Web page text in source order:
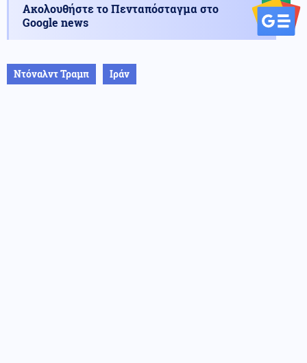
Ακολουθήστε το Πενταπόσταγμα στο
Google news
Ντόναλντ Τραμπ Ιράν